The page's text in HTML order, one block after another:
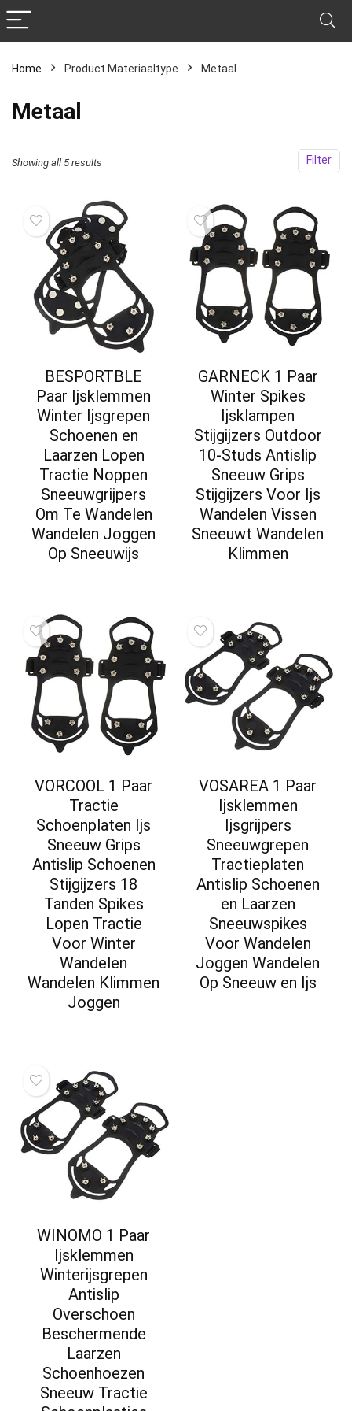
Home Product Materiaaltype ‎Metaal
‎Metaal
Filter
Showing all 5 results
BESPORTBLE
Paar Ijsklemmen
Winter Ijsgrepen
Schoenen en
Laarzen Lopen
Tractie Noppen
Sneeuwgrijpers
Om Te Wandelen
Wandelen Joggen
Op Sneeuwijs
GARNECK 1 Paar
Winter Spikes
Ijsklampen
Stijgijzers Outdoor
10-Studs Antislip
Sneeuw Grips
Stijgijzers Voor Ijs
Wandelen Vissen
Sneeuwt Wandelen
Klimmen
VORCOOL 1 Paar
Tractie
Schoenplaten Ijs
Sneeuw Grips
Antislip Schoenen
Stijgijzers 18
Tanden Spikes
Lopen Tractie
Voor Winter
Wandelen
Wandelen Klimmen
Joggen
VOSAREA 1 Paar
Ijsklemmen
Ijsgrijpers
Sneeuwgrepen
Tractieplaten
Antislip Schoenen
en Laarzen
Sneeuwspikes
Voor Wandelen
Joggen Wandelen
Op Sneeuw en Ijs
WINOMO 1 Paar
Ijsklemmen
Winterijsgrepen
Antislip
Overschoen
Beschermende
Laarzen
Schoenhoezen
Sneeuw Tractie